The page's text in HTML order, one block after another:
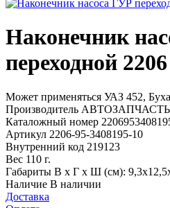
Наконечник
переходной
Может применяться УАЗ 452,
Производитель АВТОЗАПЧАСТЬ
Каталожный номер
Артикул 2206-95-3408195-10
Внутренний код 219123
Вес 110 г.
Габариты В х Г х Ш (см):
Наличие В наличии
Доставка